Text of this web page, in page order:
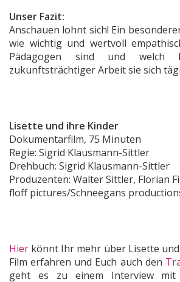
Unser Fazit:
Anschauen lohnt sich! Ein
wie wichtig und wertvoll
Pädagogen sind und welch
zukunftsträchtiger Arbeit sie sich
Lisette und ihre Kinder
Dokumentarfilm, 75 Minuten
Regie: Sigrid Klausmann-Sittler
Drehbuch: Sigrid Klausmann-Sittler
Produzenten: Walter Sittler, Florian
floff pictures/Schneegans
Hier könnt Ihr mehr über Lisette
Film erfahren und Euch auch den
geht es zu einem Interview